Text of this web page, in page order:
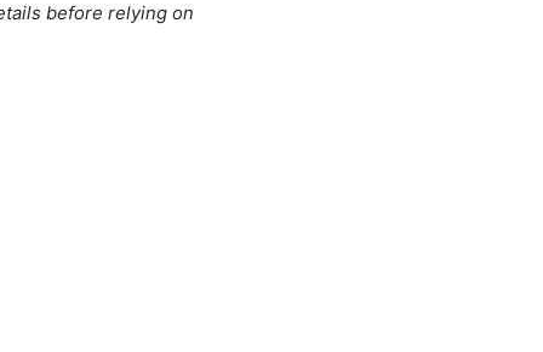
before relying on